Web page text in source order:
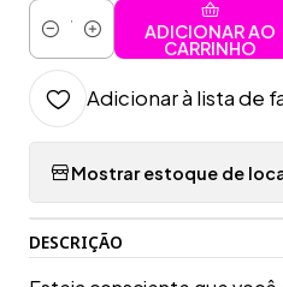
Quantidade
ADICIONAR AO
CARRINHO
Adicionar à lista de
Mostrar estoque de
DESCRIÇÃO